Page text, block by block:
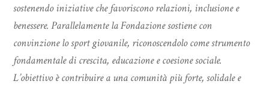
sostenendo iniziative che favoriscono relazioni, inclusione e
benessere. Parallelamente la Fondazione sostiene con
convinzione lo sport giovanile, riconoscendolo come strumento
fondamentale di crescita, educazione e coesione sociale.
L’obiettivo è contribuire a una comunità più forte, solidale e